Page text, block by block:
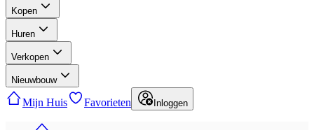
Kopen
Huren
Verkopen
Nieuwbouw
Mijn Huis Favorieten Inloggen